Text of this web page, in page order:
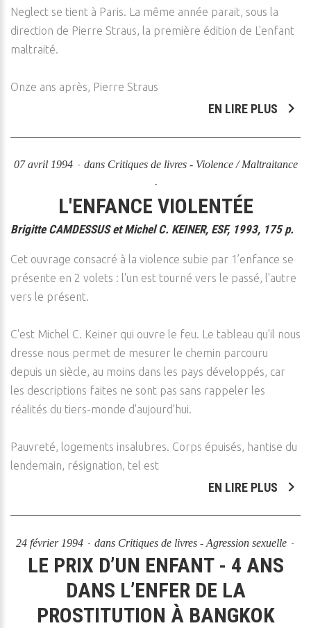
Neglect se tient à Paris. La même année parait, sous la
direction de Pierre Straus, la première édition de L'enfant
maltraité.
Onze ans après, Pierre Straus
EN LIRE PLUS
07 avril 1994 dans Critiques de livres - Violence / Maltraitance
L'ENFANCE VIOLENTÉE
Brigitte CAMDESSUS et Michel C. KEINER, ESF, 1993, 175 p.
Cet ouvrage consacré à la violence subie par 1’enfance se
présente en 2 volets : l'un est tourné vers le passé, l'autre
vers le présent.
C'est Michel C. Keiner qui ouvre le feu. Le tableau qu'il nous
dresse nous permet de mesurer le chemin parcouru
depuis un siècle, au moins dans les pays développés, car
les descriptions faites ne sont pas sans rappeler les
réalités du tiers-monde d'aujourd’hui.
Pauvreté, logements insalubres. Corps épuisés, hantise du
lendemain, résignation, tel est
EN LIRE PLUS
24 février 1994 dans Critiques de livres - Agression sexuelle
LE PRIX D’UN ENFANT - 4 ANS
DANS L’ENFER DE LA
PROSTITUTION À BANGKOK